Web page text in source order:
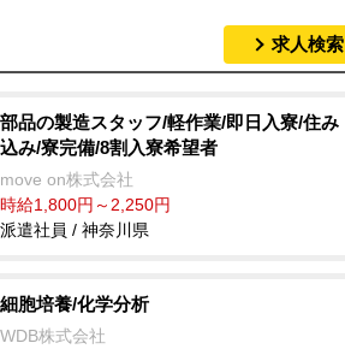
求人検索
部品の製造スタッフ/軽作業/即日入寮/住み
込み/寮完備/8割入寮希望者
move on株式会社
時給1,800円～2,250円
派遣社員 / 神奈川県
細胞培養/化学分析
WDB株式会社